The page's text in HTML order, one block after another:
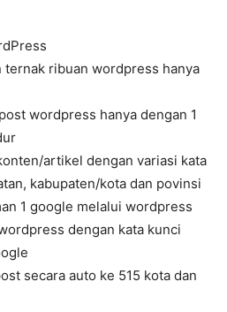
ternak ribuan wordpress hanya
wordpress hanya dengan 1
artikel dengan variasi kata
kabupaten/kota dan povinsi
1 google melalui wordpress
dengan kata kunci
secara auto ke 515 kota dan